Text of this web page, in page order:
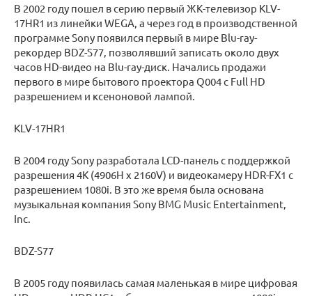
В 2002 году пошел в серию первый ЖК-телевизор KLV-
17HR1 из линейки WEGA, а через год в производственной
программе Sony появился первый в мире Blu-ray-
рекордер BDZ-S77, позволявший записать около двух
часов HD-видео на Blu-ray-диск. Начались продажи
первого в мире бытового проектора Q004 с Full HD
разрешением и ксеноновой лампой.
KLV-17HR1
В 2004 году Sony разработала LCD-панель с поддержкой
разрешения 4K (4906H x 2160V) и видеокамеру HDR-FX1 с
разрешением 1080i. В это же время была основана
музыкальная компания Sony BMG Music Entertainment,
Inc.
BDZ-S77
В 2005 году появилась самая маленькая в мире цифровая